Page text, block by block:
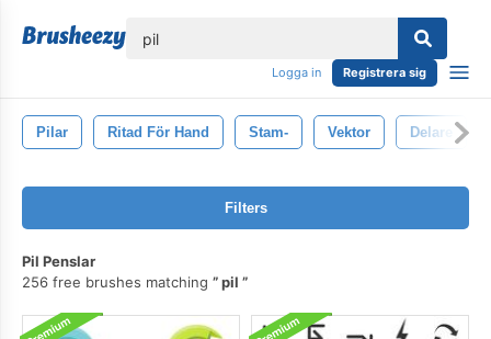
Logga in Registrera sig
Pilar Ritad För Hand Stam- Vektor Delare
Filters
Pil Penslar
256 free brushes matching
pil